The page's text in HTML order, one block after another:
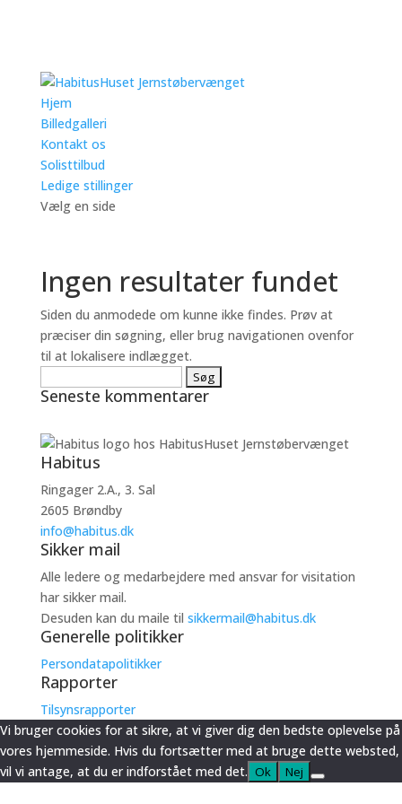
Hjem
Billedgalleri
Kontakt os
Solisttilbud
Ledige stillinger
Vælg en side
Ingen resultater fundet
Siden du anmodede om kunne ikke findes. Prøv at
præciser din søgning, eller brug navigationen ovenfor
til at lokalisere indlægget.
efter:
Seneste kommentarer
Habitus
Ringager 2.A., 3. Sal
2605 Brøndby
info@habitus.dk
Sikker mail
Alle ledere og medarbejdere med ansvar for visitation
har sikker mail.
Desuden kan du maile til sikkermail@habitus.dk
Generelle politikker
Persondatapolitikker
Rapporter
Tilsynsrapporter
Vi bruger cookies for at sikre, at vi giver dig den bedste oplevelse på
vores hjemmeside. Hvis du fortsætter med at bruge dette websted,
vil vi antage, at du er indforstået med det. Ok Nej